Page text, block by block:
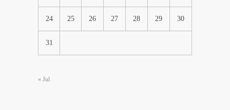
24 25 26 27 28 29 30
31
« Jul